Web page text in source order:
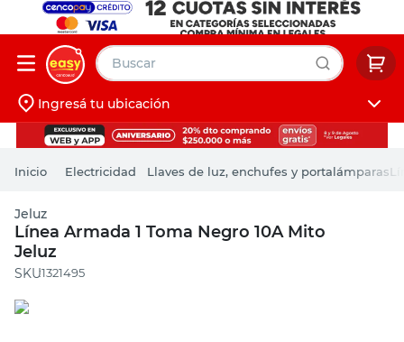
Buscar
Iniciá sesión
Ingresá tu ubicación
Electricidad Llaves de luz, enchufes y portalámparas
Jeluz
Línea Armada 1 Toma Negro 10A Mito
Jeluz
:1321495
muebles
pintura
escritorio
puertas
placard